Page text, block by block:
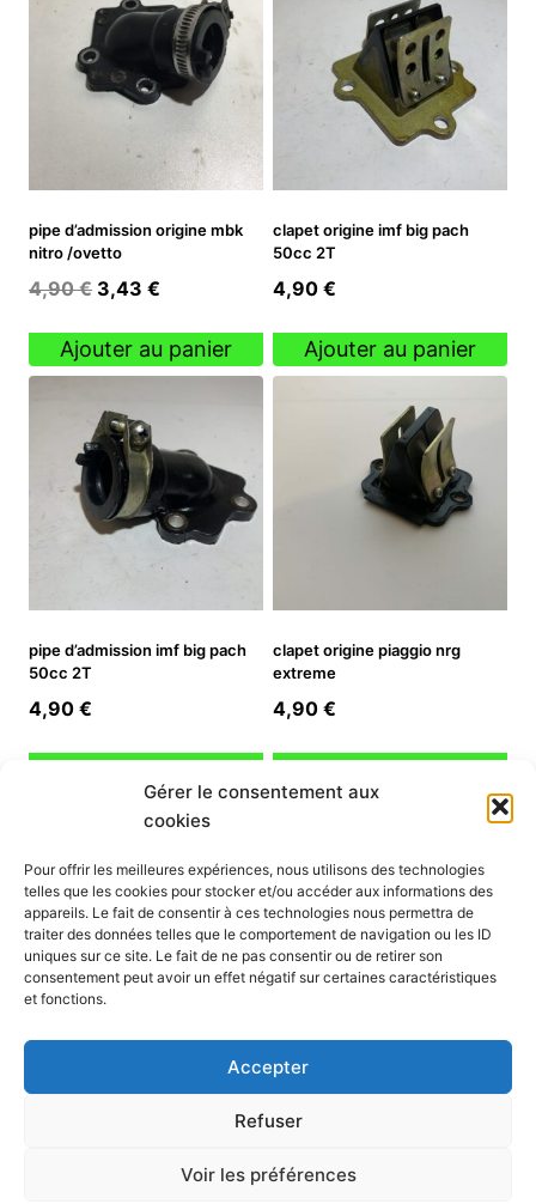
Gérer le consentement aux
cookies
Pour offrir les meilleures expériences, nous utilisons des technologies
telles que les cookies pour stocker et/ou accéder aux informations des
appareils. Le fait de consentir à ces technologies nous permettra de
traiter des données telles que le comportement de navigation ou les ID
uniques sur ce site. Le fait de ne pas consentir ou de retirer son
consentement peut avoir un effet négatif sur certaines caractéristiques
et fonctions.
Accepter
Refuser
Voir les préférences
pipe d’admission origine mbk
nitro /ovetto
4,90€ Le
initial
était :
4,90 €.
3,43 €
actuel
est :
Ajouter au panier
clapet origine imf big pach
50cc 2T
4,90 €
Ajouter au panier
pipe d’admission imf big pach
50cc 2T
4,90 €
clapet origine piaggio nrg
extreme
4,90 €
INFORMATION
Mon compte
Nous contacter
Mode paiement
Nos services
Politique de confidentialité
Politique de cookies (UE)